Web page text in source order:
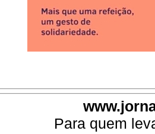
Para quem